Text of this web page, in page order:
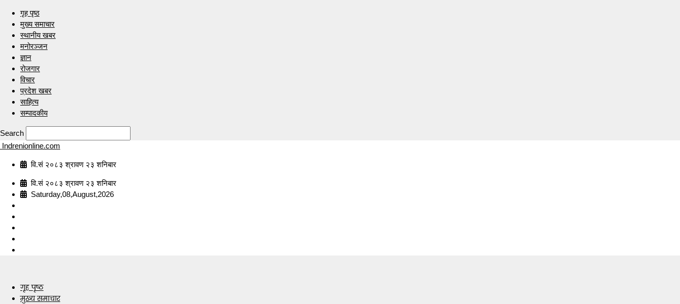
गृह पृष्ठ
मुख्य समाचार
स्थानीय खबर
मनोरञ्जन
ज्ञान
रोजगार
विचार
प्रदेश खबर
साहित्य
सम्पादकीय
Search
Indrenionline.com
वि.सं २०८३ श्रावण २३ शनिबार
वि.सं २०८३ श्रावण २३ शनिबार
Saturday,08,August,2026
गृह पृष्ठ
मुख्य समाचार